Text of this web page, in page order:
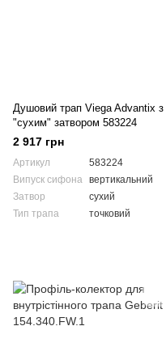
Душовий трап Viega Advantix з
"сухим" затвором 583224
2 917 грн
Артикул
583224
Випуск сифона вертикальний
Затвор
сухий
Тип трапа
точковий